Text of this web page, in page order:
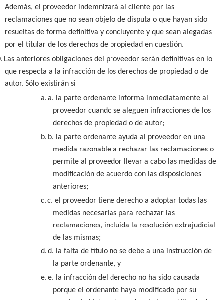
Además, el proveedor indemnizará al cliente por las
reclamaciones que no sean objeto de disputa o que hayan sido
resueltas de forma definitiva y concluyente y que sean alegadas
por el titular de los derechos de propiedad en cuestión.
Las anteriores obligaciones del proveedor serán definitivas en lo
que respecta a la infracción de los derechos de propiedad o de
autor. Sólo existirán si
a.a. la parte ordenante informa inmediatamente al
proveedor cuando se aleguen infracciones de los
derechos de propiedad o de autor;
b. b. la parte ordenante ayuda al proveedor en una
medida razonable a rechazar las reclamaciones o
permite al proveedor llevar a cabo las medidas de
modificación de acuerdo con las disposiciones
anteriores;
c.c. el proveedor tiene derecho a adoptar todas las
medidas necesarias para rechazar las
reclamaciones, incluida la resolución extrajudicial
de las mismas;
d.d. la falta de título no se debe a una instrucción de
la parte ordenante, y
e.e. la infracción del derecho no ha sido causada
porque el ordenante haya modificado por su